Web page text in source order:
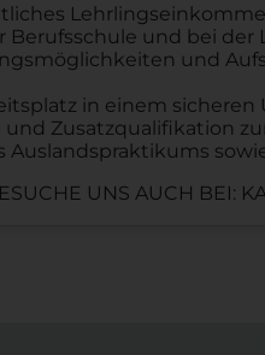
Berufsschule und bei der
und
in einem
und Zusatzqualifikation
Auslandspraktikums
UNS AUCH BEI: